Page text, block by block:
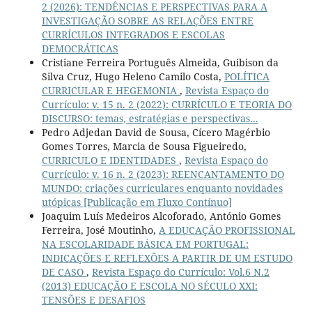
2 (2026): TENDÊNCIAS E PERSPECTIVAS PARA A
INVESTIGAÇÃO SOBRE AS RELAÇÕES ENTRE
CURRÍCULOS INTEGRADOS E ESCOLAS
DEMOCRÁTICAS
Cristiane Ferreira Português Almeida, Guibison da
Silva Cruz, Hugo Heleno Camilo Costa, POLÍTICA
CURRICULAR E HEGEMONIA , Revista Espaço do
Currículo: v. 15 n. 2 (2022): CURRÍCULO E TEORIA DO
DISCURSO: temas, estratégias e perspectivas...
Pedro Adjedan David de Sousa, Cícero Magérbio
Gomes Torres, Marcia de Sousa Figueiredo,
CURRICULO E IDENTIDADES , Revista Espaço do
Currículo: v. 16 n. 2 (2023): REENCANTAMENTO DO
MUNDO: criações curriculares enquanto novidades
utópicas [Publicação em Fluxo Contínuo]
Joaquim Luís Medeiros Alcoforado, António Gomes
Ferreira, José Moutinho, A EDUCAÇÃO PROFISSIONAL
NA ESCOLARIDADE BÁSICA EM PORTUGAL:
INDICAÇÕES E REFLEXÕES A PARTIR DE UM ESTUDO
DE CASO , Revista Espaço do Currículo: Vol.6 N.2
(2013) EDUCAÇÃO E ESCOLA NO SÉCULO XXI:
TENSÕES E DESAFIOS